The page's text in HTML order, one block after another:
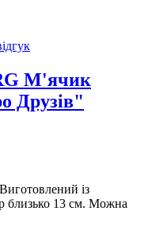
М'ячик
Друзів"
із
близько 13 см. Можна